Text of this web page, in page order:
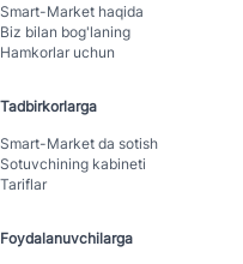
Smart-Mаrket haqida
Biz bilan bog'laning
Hamkorlar uchun
Tadbirkorlarga
Smart-Mаrket da sotish
Sotuvchining kabineti
Tariflar
Foydalanuvchilarga